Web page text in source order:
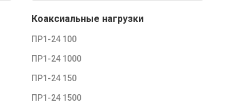
Коаксиальные нагрузки
ПР1-24 100
ПР1-24 1000
ПР1-24 150
ПР1-24 1500